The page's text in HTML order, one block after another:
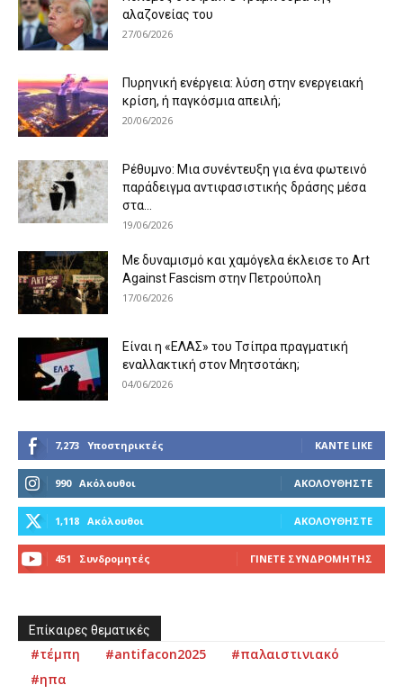
αλαζονείας του
27/06/2026
Πυρηνική ενέργεια: λύση στην ενεργειακή
κρίση, ή παγκόσμια απειλή;
20/06/2026
Ρέθυμνο: Μια συνέντευξη για ένα φωτεινό
παράδειγμα αντιφασιστικής δράσης μέσα
στα...
19/06/2026
Με δυναμισμό και χαμόγελα έκλεισε το Art
Against Fascism στην Πετρούπολη
17/06/2026
Είναι η «ΕΛΑΣ» του Τσίπρα πραγματική
εναλλακτική στον Μητσοτάκη;
04/06/2026
7,273 Υποστηρικτές ΚΆΝΤΕ LIKE
990 Ακόλουθοι ΑΚΟΛΟΥΘΉΣΤΕ
1,118 Ακόλουθοι ΑΚΟΛΟΥΘΉΣΤΕ
451 Συνδρομητές ΓΊΝΕΤΕ ΣΥΝΔΡΟΜΗΤΉΣ
Επίκαιρες θεματικές
#τέμπη #antifacon2025
#παλαιστινιακό
#ηπα